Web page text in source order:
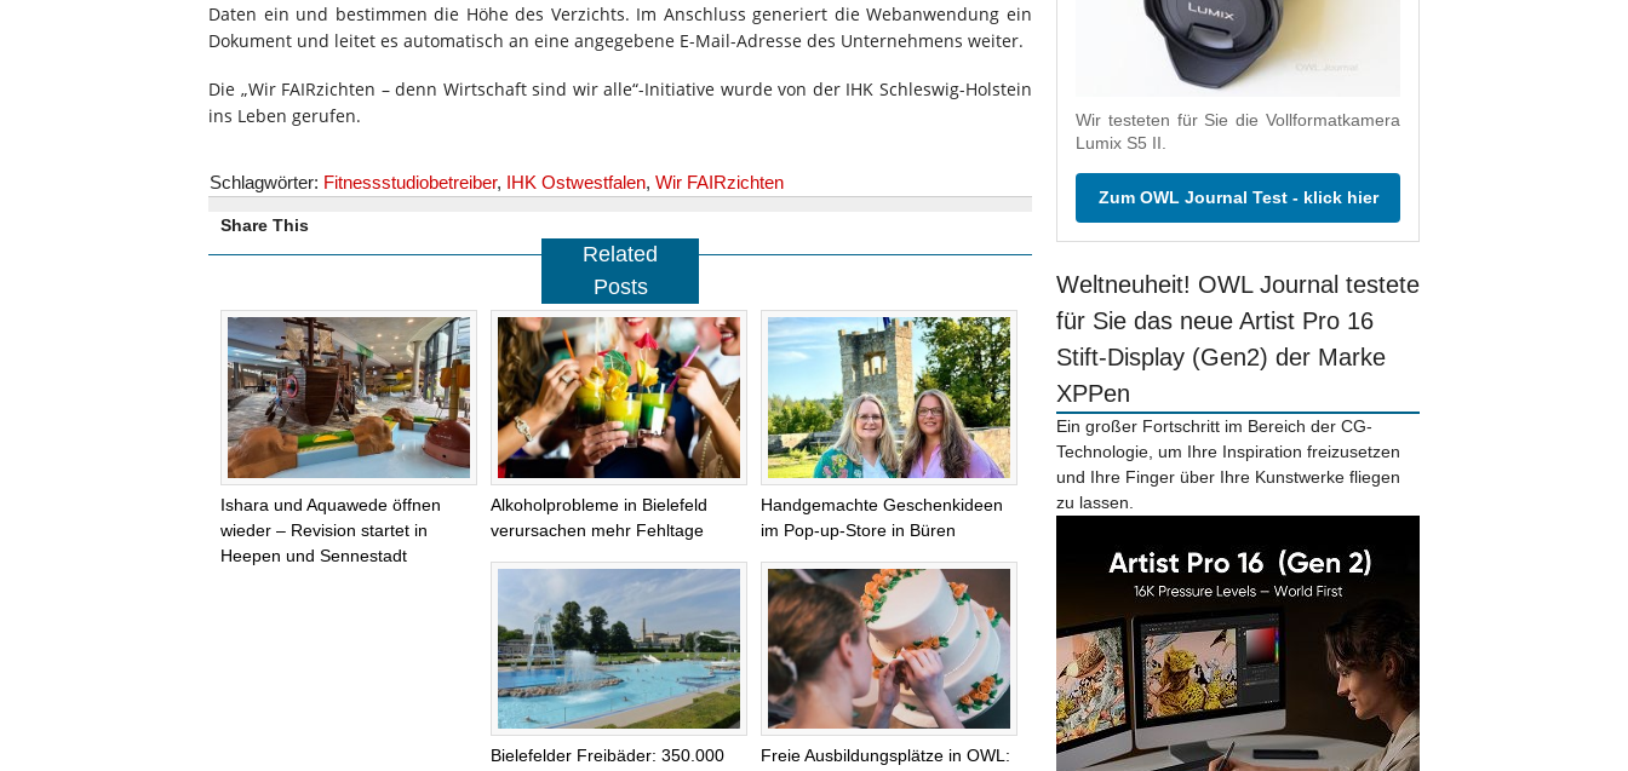
Daten ein und bestimmen die Höhe des Verzichts. Im Anschluss generiert die Webanwendung ein
Dokument und leitet es automatisch an eine angegebene E-Mail-Adresse des Unternehmens weiter.
Die „Wir FAIRzichten – denn Wirtschaft sind wir alle“-Initiative wurde von der IHK Schleswig-Holstein
ins Leben gerufen.
Schlagwörter: Fitnessstudiobetreiber, IHK Ostwestfalen, Wir FAIRzichten
Share This
Related
Posts
Ishara und Aquawede öffnen
wieder – Revision startet in
Heepen und Sennestadt
Alkoholprobleme in Bielefeld
verursachen mehr Fehltage
Handgemachte Geschenkideen
im Pop-up-Store in Büren
Bielefelder Freibäder: 350.000
Freie Ausbildungsplätze in OWL:
Wir testeten für Sie die Vollformatkamera
Lumix S5 II.
Zum OWL Journal Test - klick hier
Weltneuheit! OWL Journal testete
für Sie das neue Artist Pro 16
Stift-Display (Gen2) der Marke
XPPen
Ein großer Fortschritt im Bereich der CG-
Technologie, um Ihre Inspiration freizusetzen
und Ihre Finger über Ihre Kunstwerke fliegen
zu lassen.